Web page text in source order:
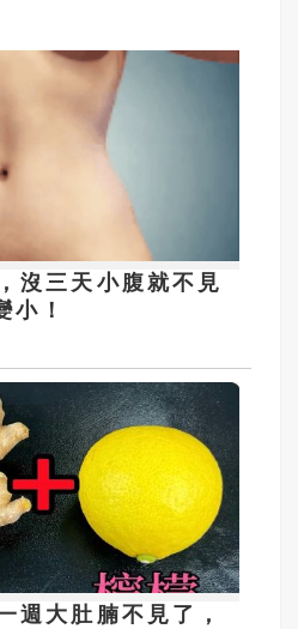
沒三天小腹就不見
小！
週大肚腩不見了，